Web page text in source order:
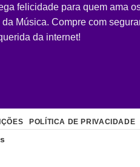
felicidade para quem ama
Música. Compre com
da internet!
POLÍTICA DE PRIVACIDADE